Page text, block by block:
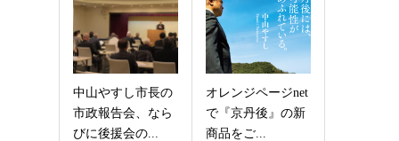
中山やすし市長の
市政報告会、なら
びに後援会の...
オレンジページnet
で『京丹後』の新
商品をご...